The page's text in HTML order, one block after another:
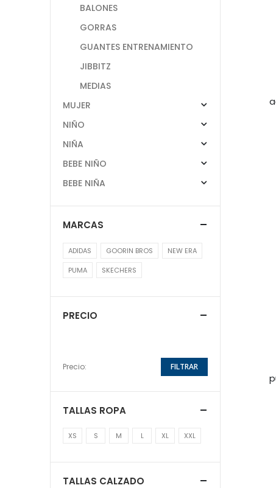
BALONES
GORRAS
GUANTES ENTRENAMIENTO
JIBBITZ
MEDIAS
MUJER
NIÑO
NIÑA
BEBE NIÑO
BEBE NIÑA
MARCAS
ADIDAS GOORIN BROS
NEW ERA
PUMA
SKECHERS
PRECIO
Precio: FILTRAR
TALLAS ROPA
XS S M L XL XXL
TALLAS CALZADO